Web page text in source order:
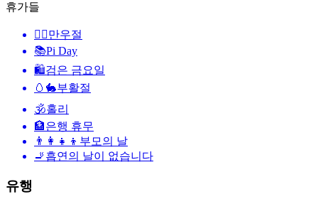
휴가들
🙆‍♂️만우절
📚Pi Day
🛍검은 금요일
🥚🐇부활절
🕉홀리
🏦은행 휴무
👨‍👩‍👧‍👦 부모의 날
🚬 흡연의 날이 없습니다
유행